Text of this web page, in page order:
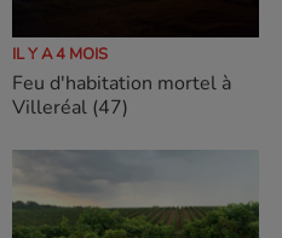
IL Y A 4 MOIS
Feu d'habitation mortel à
Villeréal (47)